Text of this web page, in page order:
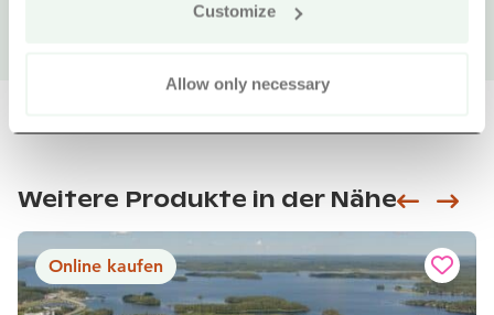
Customize
Allow only necessary
Weitere Produkte in der Nähe
Online kaufen
Siirry